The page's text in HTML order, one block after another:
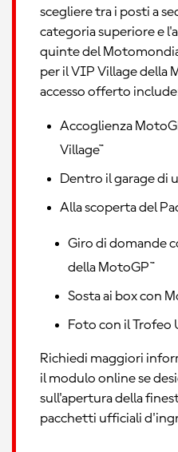
scegliere tra i posti a
categoria superiore e
quinte del
per il VIP Village della
accesso offerto
Accoglienza
Village™
Dentro il garage di
Alla scoperta del
Giro di domande
della MotoGP™
Sosta ai box con
Foto con il Trofeo
Richiedi maggiori
il modulo online se
sull'apertura della
pacchetti ufficiali